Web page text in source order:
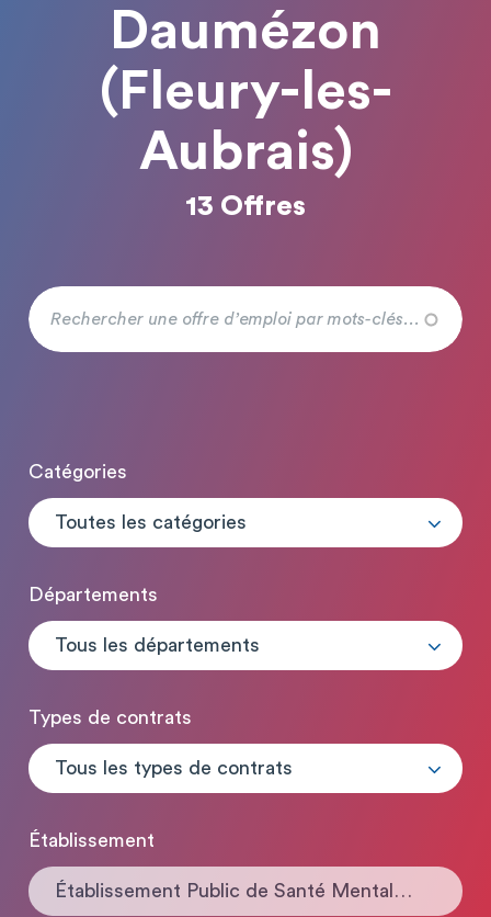
Daumézon
(Fleury-les-
Aubrais)
13 Offres
Catégories
Toutes les catégories
Départements
Tous les départements
Types de contrats
Tous les types de contrats
Établissement
Établissement Public de Santé Mentale du Loiret Georges Daumézon